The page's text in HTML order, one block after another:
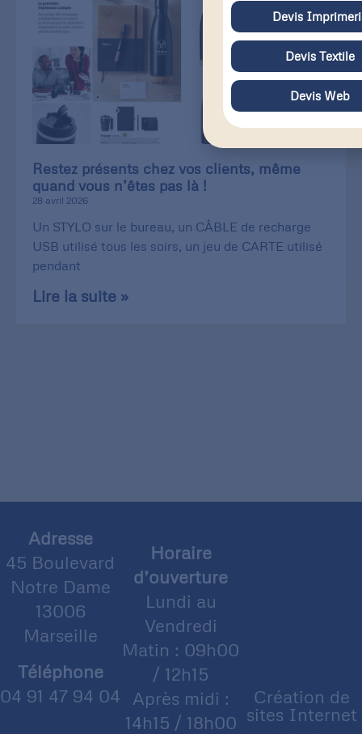
Restez présents chez vos clients, même
quand vous n’êtes pas là !
28 avril 2026
Un STYLO sur le bureau, un CÂBLE de recharge
USB utilisé tous les soirs, un jeu de CARTE utilisé
pendant
Lire la suite »
Adresse
45 Boulevard
Notre Dame
13006
Marseille
Téléphone
04 91 47 94 04
Horaire
d’ouverture
Lundi au
Vendredi
Matin : 09h00
/ 12h15
Après midi :
14h15 / 18h00
Création de
sites Internet
Devis
Devis Textile
Devis Web